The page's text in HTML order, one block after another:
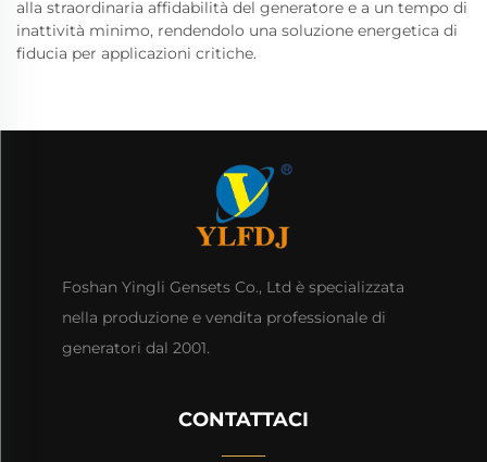
alla straordinaria affidabilità del generatore e a un tempo di
inattività minimo, rendendolo una soluzione energetica di
fiducia per applicazioni critiche.
Foshan Yingli Gensets Co., Ltd è specializzata
nella produzione e vendita professionale di
generatori dal 2001.
CONTATTACI